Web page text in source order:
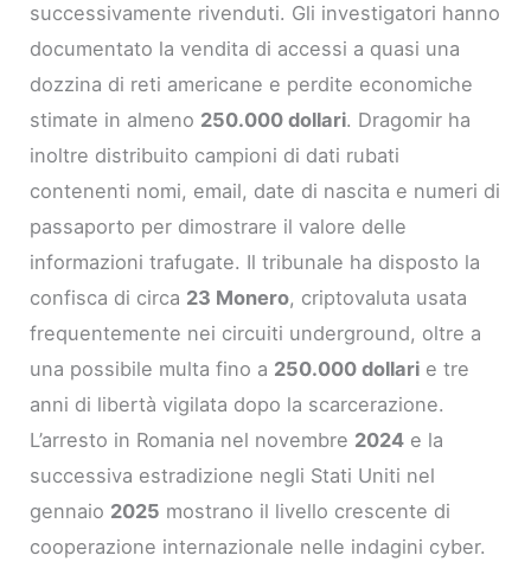
successivamente rivenduti. Gli investigatori hanno
documentato la vendita di accessi a quasi una
dozzina di reti americane e perdite economiche
stimate in almeno 250.000 dollari. Dragomir ha
inoltre distribuito campioni di dati rubati
contenenti nomi, email, date di nascita e numeri di
passaporto per dimostrare il valore delle
informazioni trafugate. Il tribunale ha disposto la
confisca di circa 23 Monero, criptovaluta usata
frequentemente nei circuiti underground, oltre a
una possibile multa fino a 250.000 dollari e tre
anni di libertà vigilata dopo la scarcerazione.
L’arresto in Romania nel novembre 2024 e la
successiva estradizione negli Stati Uniti nel
gennaio 2025 mostrano il livello crescente di
cooperazione internazionale nelle indagini cyber.